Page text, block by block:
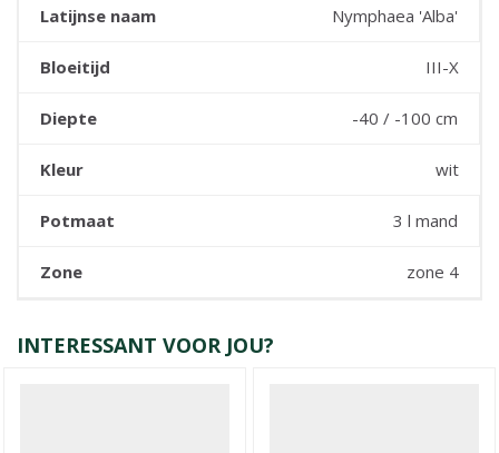
Latijnse naam Nymphaea 'Alba'
Bloeitijd III-X
Diepte -40 / -100 cm
Kleur wit
Potmaat 3 l mand
Zone zone 4
INTERESSANT VOOR JOU?